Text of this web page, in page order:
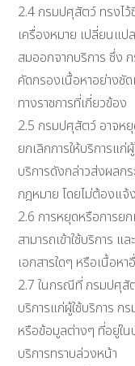
2.4 กรมปศุสัตว์ ทรงไ
เครื่องหมาย เปลี่ยนแป
สมออกจากบริการ ซึ่ง
คัดกรองเนื้อหาอย่างชั
ทางราชการที่เกี่ยวข้อง
2.5 กรมปศุสัตว์ อาจหยุ
ยกเลิกการให้บริการแก่
บริการดังกล่าวส่งผลก
กฎหมาย โดยไม่ต้องแจ้
2.6 การหยุดหรือการยก
สามารถเข้าใช้บริการ แ
เอกสารใดๆ หรือเนื้อห
2.7 ในกรณีที่ กรมปศุสั
บริการแก่ผู้ใช้บริการ ก
หรือข้อมูลต่างๆ ที่อยู่ใน
บริการทราบล่วงหน้า